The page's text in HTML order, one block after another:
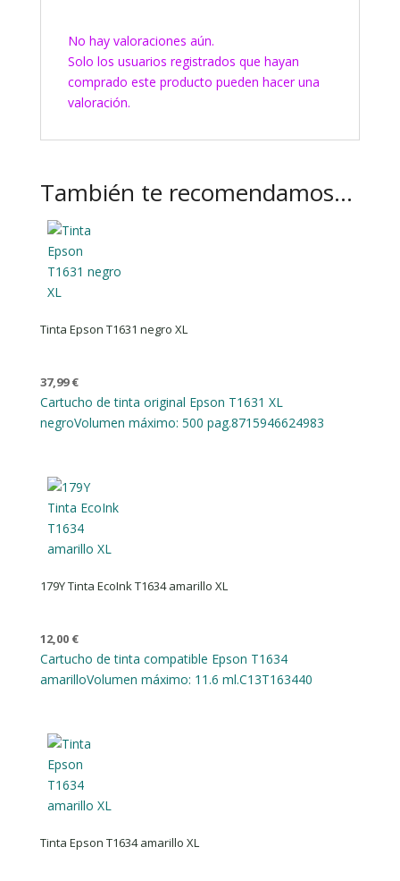
No hay valoraciones aún.
Solo los usuarios registrados que hayan
comprado este producto pueden hacer una
valoración.
También te recomendamos…
Tinta Epson T1631 negro XL
37,99€
Cartucho de tinta original Epson T1631 XL
negroVolumen máximo: 500 pag.8715946624983
179Y Tinta EcoInk T1634 amarillo XL
12,00 €
Cartucho de tinta compatible Epson T1634
amarilloVolumen máximo: 11.6 ml.C13T163440
Tinta Epson T1634 amarillo XL